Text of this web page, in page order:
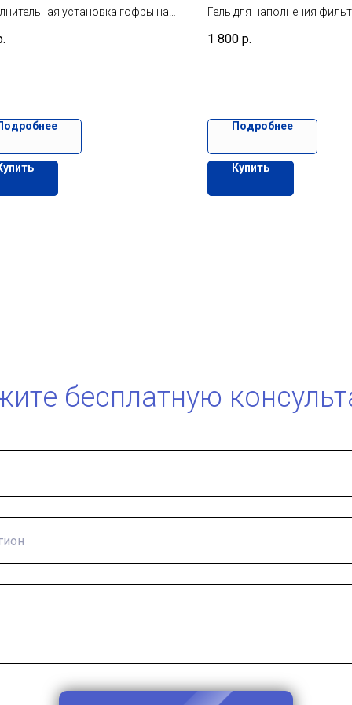
установка гофры на
Гель для наполнения
1 800 р.
Подробнее
Купить
бесплатную